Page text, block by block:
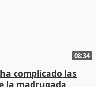
08:34
complicado las
la madrugada